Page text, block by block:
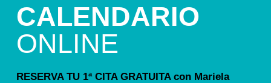
CALENDARIO
ONLINE
RESERVA TU 1ª CITA GRATUITA con Mariela